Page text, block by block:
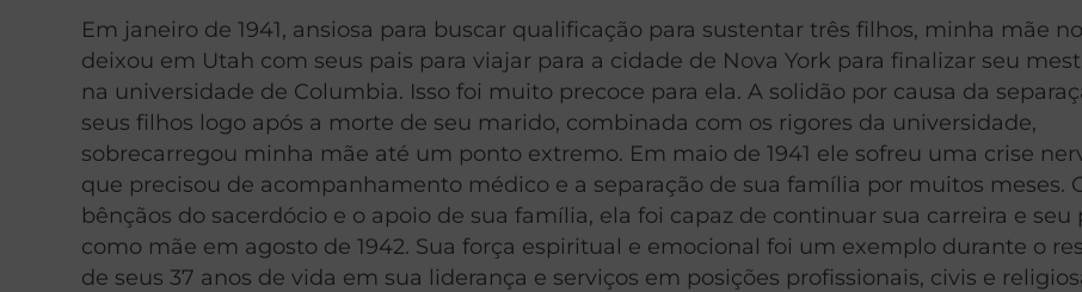
Em janeiro de 1941, ansiosa para buscar qualificação para sustentar três filhos, minha mãe
deixou em Utah com seus pais para viajar para a cidade de Nova York para finalizar seu
na universidade de Columbia. Isso foi muito precoce para ela. A solidão por causa da
seus filhos logo após a morte de seu marido, combinada com os rigores da universidade,
sobrecarregou minha mãe até um ponto extremo. Em maio de 1941 ele sofreu uma crise
que precisou de acompanhamento médico e a separação de sua família por muitos meses.
bênçãos do sacerdócio e o apoio de sua família, ela foi capaz de continuar sua carreira e seu
como mãe em agosto de 1942. Sua força espiritual e emocional foi um exemplo durante o
de seus 37 anos de vida em sua liderança e serviços em posições profissionais, civis e